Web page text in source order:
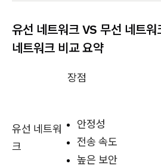
유선 네트워크 VS 무선 네트
네트워크 비교 요약
장점
유선 네트워
크
안정성
전송 속도
높은 보안